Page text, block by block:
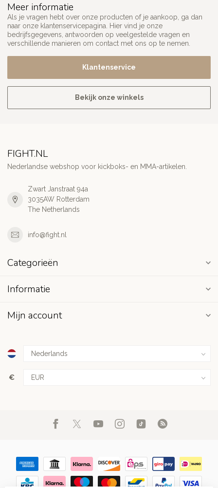
Meer informatie
Als je vragen hebt over onze producten of je aankoop, ga dan
naar onze klantenservicepagina. Hier vind je onze
bedrijfsgegevens, antwoorden op veelgestelde vragen en
verschillende manieren om contact met ons op te nemen.
Klantenservice
Bekijk onze winkels
FIGHT.NL
Nederlandse webshop voor kickboks- en MMA-artikelen.
Zwart Janstraat 94a
3035AW Rotterdam
The Netherlands
info@fight.nl
Categorieën
Informatie
Mijn account
€